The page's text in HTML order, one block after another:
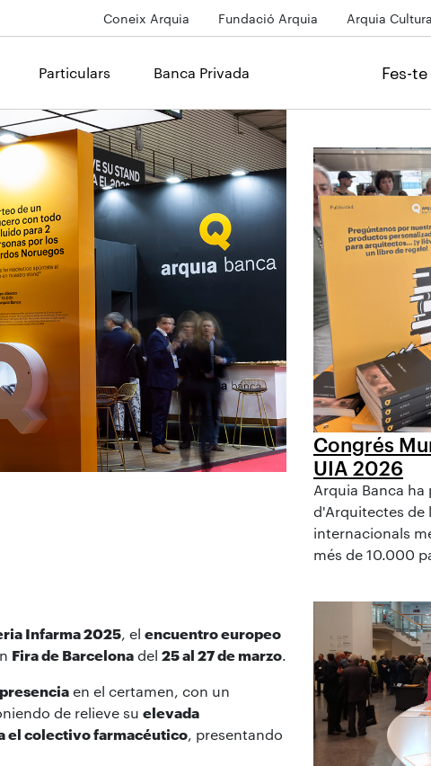
Coneix Arquia Fundació Arquia Arquia Cultura
Particulars Banca Privada Fes-
Infarma 2025, el encuentro europeo
Fira de Barcelona del 25 al 27 de marzo.
en el certamen, con un
de relieve su elevada
el colectivo farmacéutico, presentando
Congrés
UIA 2026
Arquia Banca
d'Arquitectes de
internacionals
més de 10.000